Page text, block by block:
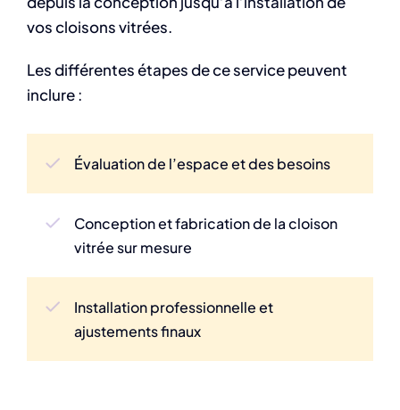
vos cloisons vitrées.
Les différentes étapes de ce service peuvent
inclure :
Évaluation de l’espace et des besoins
Conception et fabrication de la cloison
vitrée sur mesure
Installation professionnelle et
ajustements finaux